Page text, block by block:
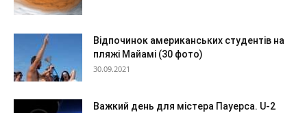
Відпочинок американських студентів на
пляжі Майамі (30 фото)
30.09.2021
Важкий день для містера Пауерса. U-2